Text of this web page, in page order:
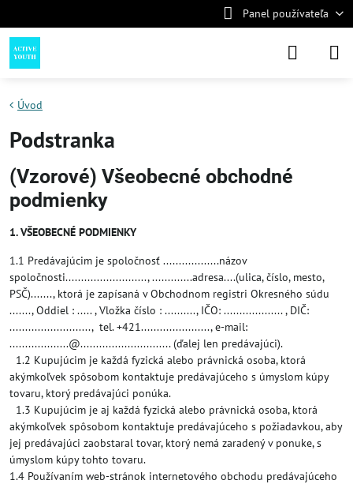
Panel používateľa
Úvod
Podstranka
(Vzorové) Všeobecné obchodné
podmienky
1. VŠEOBECNÉ PODMIENKY
1.1 Predávajúcim je spoločnosť ..................názov
spoločnosti.........................., .............adresa....(ulica, číslo, mesto,
PSČ)......., ktorá je zapísaná v Obchodnom registri Okresného súdu
......., Oddiel : ..... , Vložka číslo : .........., IČO: ................... , DIČ:
.........................., tel. +421......................, e-mail:
...................@............................. (ďalej len predávajúci).
1.2 Kupujúcim je každá fyzická alebo právnická osoba, ktorá
akýmkoľvek spôsobom kontaktuje predávajúceho s úmyslom kúpy
tovaru, ktorý predávajúci ponúka.
1.3 Kupujúcim je aj každá fyzická alebo právnická osoba, ktorá
akýmkoľvek spôsobom kontaktuje predávajúceho s požiadavkou, aby
jej predávajúci zaobstaral tovar, ktorý nemá zaradený v ponuke, s
úmyslom kúpy tohto tovaru.
1.4 Používaním web-stránok internetového obchodu predávajúceho